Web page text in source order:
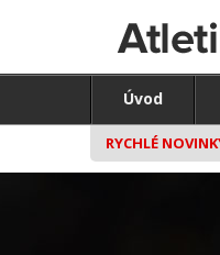
Úvod
RYCHLÉ